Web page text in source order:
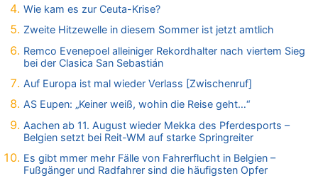
Tempolimit in 30er-Zonen – Untersuchung von Vias
07.08.2026 - 13:04 von Kein Raser zu
In Belgien missachten zwei von drei Autofahrern das
Tempolimit in 30er-Zonen – Untersuchung von Vias
07.08.2026 - 13:01 von Experten? zu
Tempolimit in 30er-Zonen – Untersuchung von Vias
07.08.2026 - 12:43 von JoKrings zu
Zweite Hitzewelle in diesem Sommer ist jetzt amtlich
07.08.2026 - 12:31 von Fassungslos zu
In Belgien missachten zwei von drei Autofahrern das
Wie kam es zur Ceuta-Krise?
Zweite Hitzewelle in diesem Sommer ist jetzt amtlich
Remco Evenepoel alleiniger Rekordhalter nach viertem Sieg
bei der Clasica San Sebastián
Auf Europa ist mal wieder Verlass [Zwischenruf]
AS Eupen: „Keiner weiß, wohin die Reise geht…“
Aachen ab 11. August wieder Mekka des Pferdesports –
Belgien setzt bei Reit-WM auf starke Springreiter
Es gibt mmer mehr Fälle von Fahrerflucht in Belgien –
Fußgänger und Radfahrer sind die häufigsten Opfer